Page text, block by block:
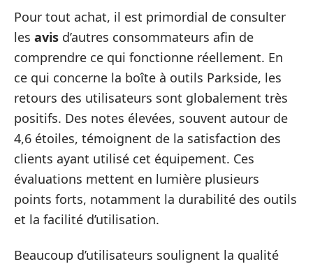
Pour tout achat, il est primordial de consulter
les avis d’autres consommateurs afin de
comprendre ce qui fonctionne réellement. En
ce qui concerne la boîte à outils Parkside, les
retours des utilisateurs sont globalement très
positifs. Des notes élevées, souvent autour de
4,6 étoiles, témoignent de la satisfaction des
clients ayant utilisé cet équipement. Ces
évaluations mettent en lumière plusieurs
points forts, notamment la durabilité des outils
et la facilité d’utilisation.
Beaucoup d’utilisateurs soulignent la qualité